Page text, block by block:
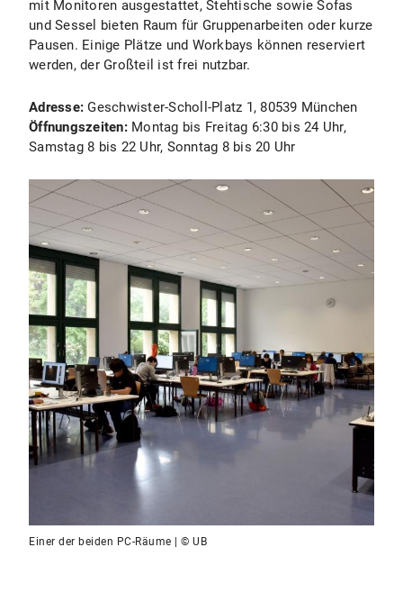
mit Monitoren ausgestattet, Stehtische sowie Sofas
und Sessel bieten Raum für Gruppenarbeiten oder kurze
Pausen. Einige Plätze und Workbays können reserviert
werden, der Großteil ist frei nutzbar.
Adresse:Geschwister-Scholl-Platz 1, 80539 München
Öffnungszeiten: Montag bis Freitag 6:30 bis 24 Uhr,
Samstag 8 bis 22 Uhr, Sonntag 8 bis 20 Uhr
Einer der beiden PC-Räume | © UB